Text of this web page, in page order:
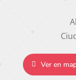
Ver en